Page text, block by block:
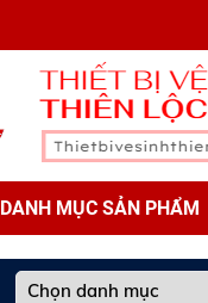
DANH MỤC SẢN PHẨM